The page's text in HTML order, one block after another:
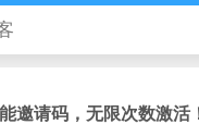
邀请码，无限次数激活